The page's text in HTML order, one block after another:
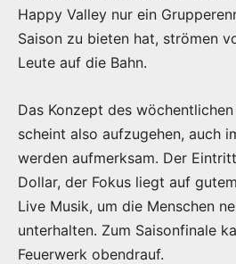
Happy Valley nur ein
Saison zu bieten hat, strömen
Leute auf die Bahn.
Das Konzept des
scheint also aufzugehen, auch
werden aufmerksam. Der
Dollar, der Fokus liegt auf
Live Musik, um die Menschen
unterhalten. Zum Saisonfinale
Feuerwerk obendrauf.